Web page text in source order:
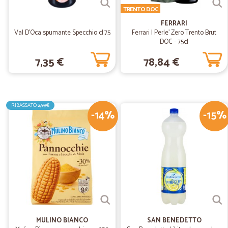
Val D'Oca spumante Specchio cl.75
7,35 €
FERRARI
Ferrari | Perle' Zero Trento Brut
DOC - 75cl
TRENTO DOC
78,84 €
-14%
RIBASSATO2,99€
MULINO BIANCO
-15%
SAN BENEDETTO